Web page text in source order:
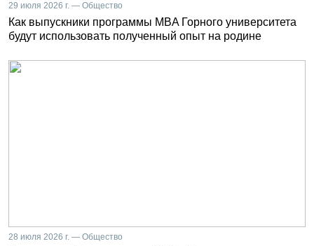
29 июля 2026 г. — Общество
Как выпускники программы MBA Горного университета
будут использовать полученный опыт на родине
28 июля 2026 г. — Общество